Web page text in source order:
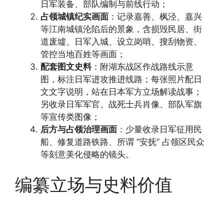
日军装备、部队编制与前线行动；
占领城镇纪实画面 ：记录嘉善、枫泾、嘉兴
等江南城镇沦陷后的景象，含损毁民居、街
道废墟、日军入城、设立岗哨、搜刮物资、
管控当地百姓等画面；
配套图文史料：附湖东战区作战路线示意
图，标注日军进攻推进线路；每张照片配日
文文字说明，站在日本军方立场解读战事；
另收录日军军官、战死士兵肖像、部队军旗
等宣传类图像；
后方与占领治理画面 ：少量收录日军征用民
船、修复道路铁路、所谓 “安抚” 占领区民众
等刻意美化侵略的镜头。
编纂立场与史料价值